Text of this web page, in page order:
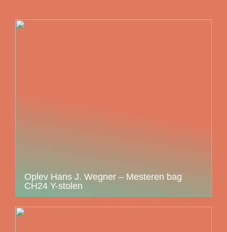
Oplev Hans J. Wegner – Mesteren bag
CH24 Y-stolen